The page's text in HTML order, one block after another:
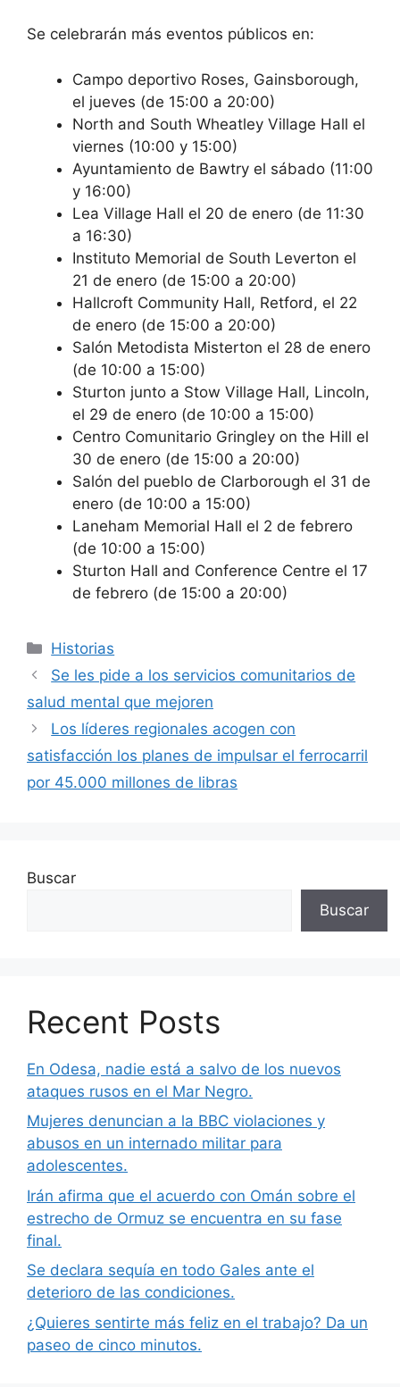
Se celebrarán más eventos públicos en:
Campo deportivo Roses, Gainsborough,
el jueves (de 15:00 a 20:00)
North and South Wheatley Village Hall el
viernes (10:00 y 15:00)
Ayuntamiento de Bawtry el sábado (11:00
y 16:00)
Lea Village Hall el 20 de enero (de 11:30
a 16:30)
Instituto Memorial de South Leverton el
21 de enero (de 15:00 a 20:00)
Hallcroft Community Hall, Retford, el 22
de enero (de 15:00 a 20:00)
Salón Metodista Misterton el 28 de enero
(de 10:00 a 15:00)
Sturton junto a Stow Village Hall, Lincoln,
el 29 de enero (de 10:00 a 15:00)
Centro Comunitario Gringley on the Hill el
30 de enero (de 15:00 a 20:00)
Salón del pueblo de Clarborough el 31 de
enero (de 10:00 a 15:00)
Laneham Memorial Hall el 2 de febrero
(de 10:00 a 15:00)
Sturton Hall and Conference Centre el 17
de febrero (de 15:00 a 20:00)
Categorías
Historias
Se les pide a los servicios comunitarios de
salud mental que mejoren
Los líderes regionales acogen con
satisfacción los planes de impulsar el ferrocarril
por 45.000 millones de libras
Buscar
Buscar
Recent Posts
En Odesa, nadie está a salvo de los nuevos
ataques rusos en el Mar Negro.
Mujeres denuncian a la BBC violaciones y
abusos en un internado militar para
adolescentes.
Irán afirma que el acuerdo con Omán sobre el
estrecho de Ormuz se encuentra en su fase
final.
Se declara sequía en todo Gales ante el
deterioro de las condiciones.
¿Quieres sentirte más feliz en el trabajo? Da un
paseo de cinco minutos.